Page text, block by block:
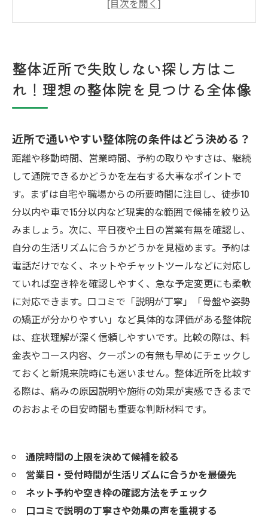
近所の整体院を症状別で選ぶコツと失敗しない
ておきたい実用比較
アクセス
整体近所で失敗しない探し方はこ
れ！理想の整体院を見つける全体像
近所で通いやすい整体院の条件はどう決める？
距離や移動時間、営業時間、予約の取りやすさは、継続
して通院できるかどうかを左右する大事なポイントで
す。まずは自宅や職場からの所要時間に注目し、徒歩10
分以内や車で15分以内など現実的な範囲で候補を絞り込
みましょう。次に、平日夜や土日の営業有無を確認し、
自分の生活リズムに合うかどうかを見極めます。予約は
電話だけでなく、ネットやチャットツールなどに対応し
ていれば空き枠を確認しやすく、急な予定変更にも柔軟
に対応できます。口コミで「説明が丁寧」「骨盤や姿勢
の矯正が分かりやすい」など具体的な評価がある整体院
は、症状理解が深く信頼しやすいです。比較の際は、料
金表やコース内容、クーポンの有無も早めにチェックし
ておくと新規来院時にも迷いません。整体近所を比較す
る際は、痛みの原因説明や施術の効果が実感できるまで
のおおよその目安時間も重要な判断材料です。
通院時間の上限を決めて候補を絞る
営業日・受付時間が生活リズムに合うかを最優先
ネット予約や空き枠の確認方法をチェック
口コミで説明の丁寧さや効果の声を重視する